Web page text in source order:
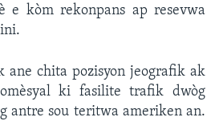
e kòm rekonpans ap resevwa
ane chita pozisyon jeografik ak
ki fasilite trafik dwòg
antre sou teritwa ameriken an.